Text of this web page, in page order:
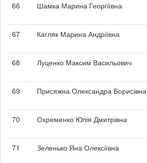
66
Шамка Марина Георгіївна
67
Кагляк Марина Андріївна
68
Луценко Максим Васильович
69
Присяжна Олександра Борисівна
70
Охременко Юлія Дмитрівна
71
Зеленько Яна Олексіївна